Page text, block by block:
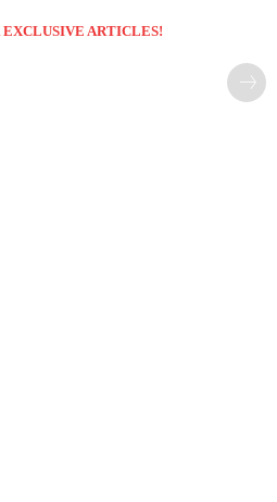
EXCLUSIVE ARTICLES!